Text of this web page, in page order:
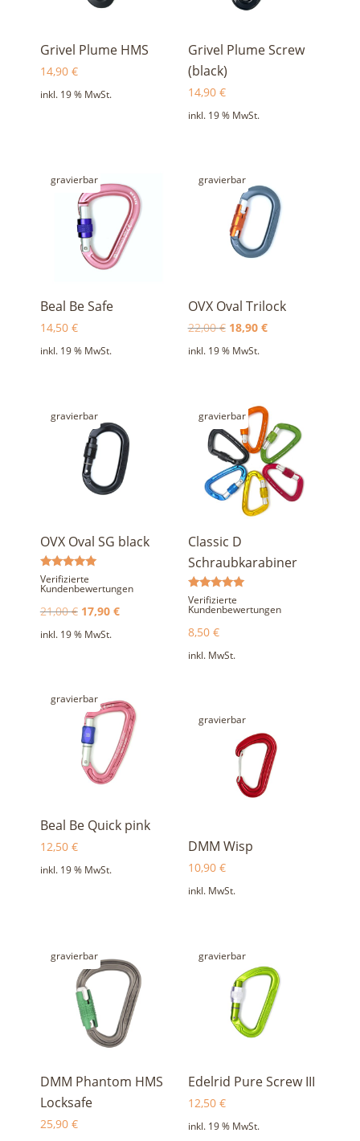
Grivel Plume HMS
14,90 €
inkl. 19 % MwSt.
Grivel Plume Screw
(black)
14,90 €
inkl. 19 % MwSt.
gravierbar
Beal Be Safe
14,50 €
inkl. 19 % MwSt.
gravierbar
OVX Oval Trilock
22,00€ Ursprünglicher
Preis
18,90 €Aktueller
inkl. 19 % MwSt.
gravierbar
OVX Oval SG black
Bewertet
mit
von 5
Verifizierte
Kundenbewertungen
21,00€ Ursprünglicher
Preis
17,90 €Aktueller
inkl. 19 % MwSt.
gravierbar
Classic D
Schraubkarabiner
Bewertet
mit
von 5
Verifizierte
Kundenbewertungen
8,50 €
inkl. MwSt.
gravierbar
Beal Be Quick pink
12,50 €
inkl. 19 % MwSt.
gravierbar
DMM Wisp
10,90 €
inkl. MwSt.
gravierbar
DMM Phantom HMS
Locksafe
25,90 €
gravierbar
Edelrid Pure Screw III
12,50 €
inkl. 19 % MwSt.